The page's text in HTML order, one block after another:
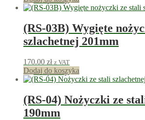
(RS-03B) Wygięte
szlachetnej 201mm
170.00 zł z VAT
170punkty
Dodaj do koszyka
(RS-04) Nożyczki ze
190mm